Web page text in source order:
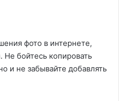
фото в интернете,
Не бойтесь копировать
и не забывайте добавлять